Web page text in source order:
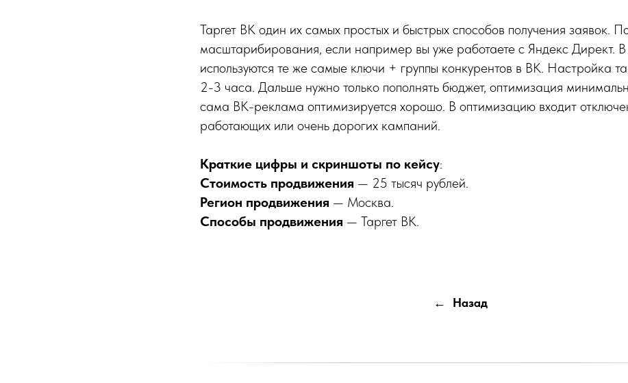
Таргет ВК один их самых простых и быстрых способов получения заявок.
масштарибирования, если например вы уже работаете с Яндекс Директ.
используются те же самые ключи + группы конкурентов в ВК. Настройка
2-3 часа. Дальше нужно только пополнять бюджет, оптимизация
сама ВК-реклама оптимизируется хорошо. В оптимизацию входит
работающих или очень дорогих кампаний.
Краткие цифры и скриншоты по кейсу:
Стоимость продвижения — 25 тысяч рублей.
Регион продвижения — Москва.
Способы продвижения — Таргет ВК.
Назад